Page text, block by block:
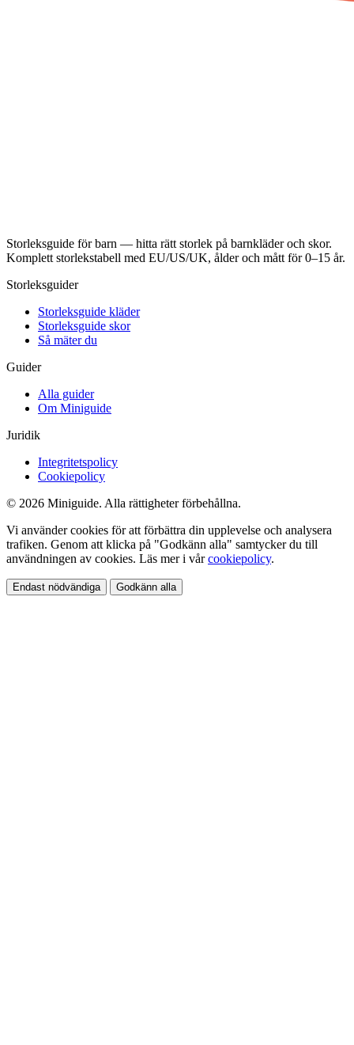
Storleksguide för barn — hitta rätt storlek på barnkläder och skor.
Komplett storlekstabell med EU/US/UK, ålder och mått för 0–15 år.
Storleksguider
Storleksguide kläder
Storleksguide skor
Så mäter du
Guider
Alla guider
Om Miniguide
Juridik
Integritetspolicy
Cookiepolicy
© 2026 Miniguide. Alla rättigheter förbehållna.
Vi använder cookies för att förbättra din upplevelse och analysera
trafiken. Genom att klicka på "Godkänn alla" samtycker du till
användningen av cookies. Läs mer i vårcookiepolicy.
Endast nödvändiga Godkänn alla